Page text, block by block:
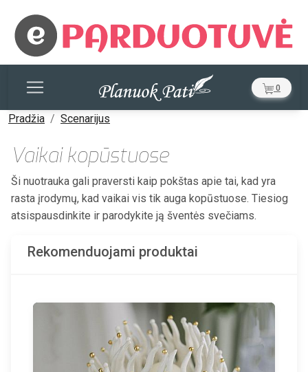
0
Pradžia Scenarijus
Vaikai kopūstuose
Ši nuotrauka gali praversti kaip pokštas apie tai, kad yra
rasta įrodymų, kad vaikai vis tik auga kopūstuose. Tiesiog
atsispausdinkite ir parodykite ją šventės svečiams.
Rekomenduojami produktai